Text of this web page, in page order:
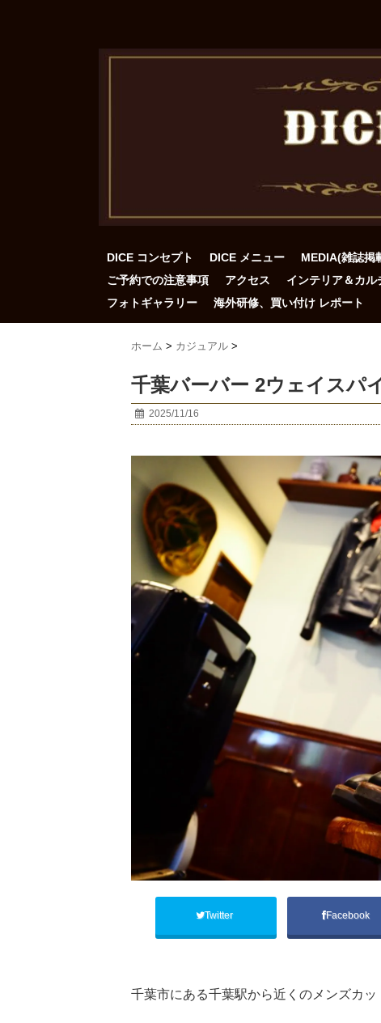
DICE コンセプト DICE メニュー MEDIA(雑誌掲
ご予約での注意事項
アクセス インテリア＆カル
フォトギャラリー
海外研修、買い付け レポート
ホーム > カジュアル >
千葉バーバー 2ウェイスパ
2025/11/16
Twitter Facebook
千葉市にある千葉駅から近くのメンズカッ